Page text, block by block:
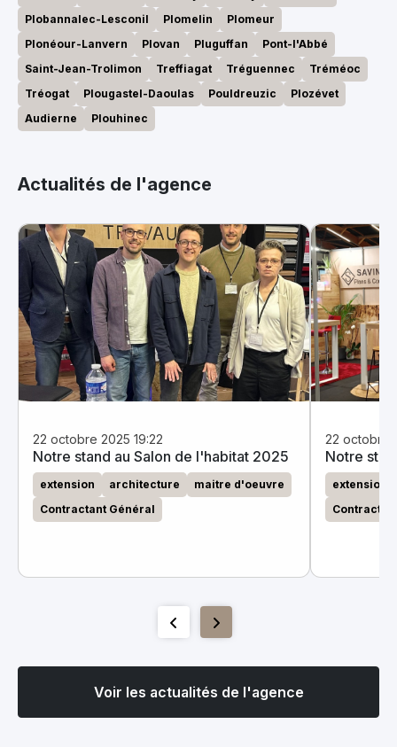
Plobannalec-Lesconil
Plomelin
Plomeur
Plonéour-Lanvern
Plovan Pluguffan
Pont-l'Abbé
Saint-Jean-Trolimon
Treffiagat Tréguennec
Tréméoc
Tréogat
Plougastel-Daoulas Pouldreuzic
Plozévet
Audierne
Plouhinec
Actualités de l'agence
22 octobre 2025 19:22
Notre stand au Salon de l'habitat 2025
extension architecture
maitre d'oeuvre
Contractant Général
22 octobre
Notre
extension
Voir les actualités de l'agence